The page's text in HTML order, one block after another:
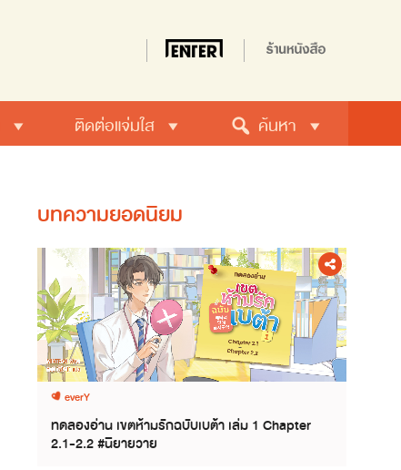
ติดต่อแจ่มใส ค้นหา
บทความยอดนิยม
everY
ทดลองอ่าน เขตห้ามรักฉบับเบต้า เล่ม 1 Chapter
2.1-2.2 #นิยายวาย